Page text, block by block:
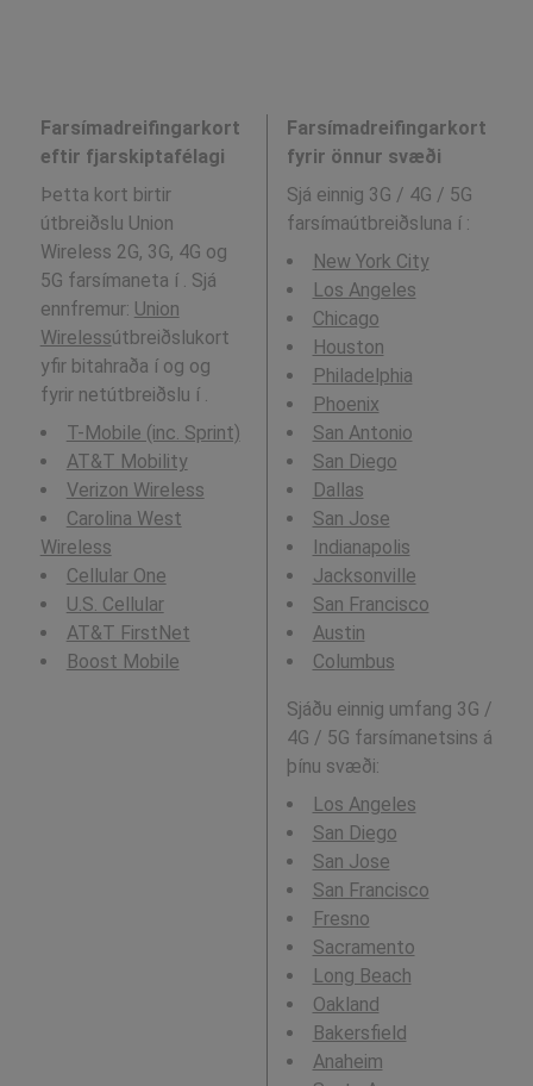
Farsímadreifingarkort
eftir fjarskiptafélagi
Þetta kort birtir
útbreiðslu Union
Wireless 2G, 3G, 4G og
5G farsímaneta í . Sjá
ennfremur: Union
Wirelessútbreiðslukort
yfir bitahraða í og og
fyrir netútbreiðslu í .
T-Mobile (inc. Sprint)
AT&T Mobility
Verizon Wireless
Carolina West
Wireless
Cellular One
U.S. Cellular
AT&T FirstNet
Boost Mobile
Farsímadreifingarkort
fyrir önnur svæði
Sjá einnig 3G / 4G / 5G
farsímaútbreiðsluna í :
New York City
Los Angeles
Chicago
Houston
Philadelphia
Phoenix
San Antonio
San Diego
Dallas
San Jose
Indianapolis
Jacksonville
San Francisco
Austin
Columbus
Sjáðu einnig umfang 3G /
4G / 5G farsímanetsins á
þínu svæði:
Los Angeles
San Diego
San Jose
San Francisco
Fresno
Sacramento
Long Beach
Oakland
Bakersfield
Anaheim